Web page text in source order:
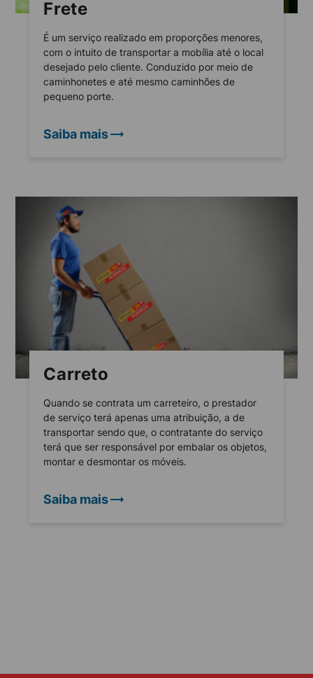
Frete
É um serviço realizado em proporções menores,
com o intuito de transportar a mobília até o local
desejado pelo cliente. Conduzido por meio de
caminhonetes e até mesmo caminhões de
pequeno porte.
Saiba mais
Carreto
Quando se contrata um carreteiro, o prestador
de serviço terá apenas uma atribuição, a de
transportar sendo que, o contratante do serviço
terá que ser responsável por embalar os objetos,
montar e desmontar os móveis.
Saiba mais